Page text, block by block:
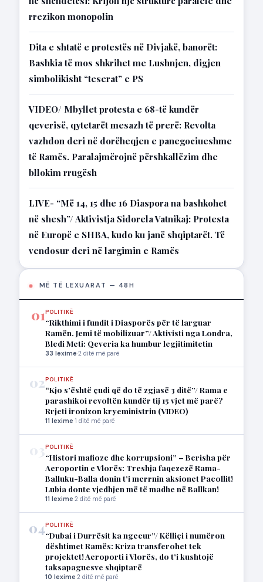
rrezikon monopolin
Dita e shtatë e protestës në Divjakë, banorët:
Bashkia të mos shkrihet me Lushnjen, digjen
simbolikisht “teserat” e PS
VIDEO/ Mbyllet protesta e 68-të kundër
qeverisë, qytetarët mesazh të prerë: Revolta
vazhdon deri në dorëheqjen e panegociueshme
të Ramës. Paralajmërojnë përshkallëzim dhe
bllokim rrugësh
LIVE- “Më 14, 15 dhe 16 Diaspora na bashkohet
në shesh”/ Aktivistja Sidorela Vatnikaj: Protesta
në Europë e SHBA, kudo ku janë shqiptarët. Të
vendosur deri në largimin e Ramës
MË TË LEXUARAT — 48H
01 POLITIKË
“Rikthimi i fundit i Diasporës për të larguar
Ramën. Jemi të mobilizuar”/ Aktivisti nga Londra,
Bledi Meti: Qeveria ka humbur legjitimitetin
33 lexime·2 ditë më parë
02 POLITIKË
“Kjo s’është çudi që do të zgjasë 3 ditë”/ Rama e
parashikoi revoltën kundër tij 15 vjet më parë?
Rrjeti ironizon kryeministrin (VIDEO)
11 lexime·1 ditë më parë
POLITIKË
“Histori mafioze dhe korrupsioni” – Berisha për
Aeroportin e Vlorës: Treshja faqezezë Rama-
Balluku-Balla donin t’i merrnin aksionet Pacollit!
Lubia donte vjedhjen më të madhe në Ballkan!
11 lexime·2 ditë më parë
04POLITIKË
“Dubai i Durrësit ka ngecur”/ Këlliçi i numëron
dështimet Ramës: Kriza transferohet tek
projektet! Aeroporti i Vlorës, do t’i kushtojë
taksapaguesve shqiptarë
10 lexime·2 ditë më parë